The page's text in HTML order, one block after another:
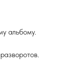
альбому.